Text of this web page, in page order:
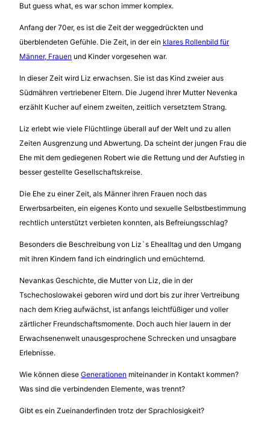
But guess what, es war schon immer komplex.
Anfang der 70er, es ist die Zeit der weggedrückten und
überblendeten Gefühle. Die Zeit, in der ein klares Rollenbild für
Männer, Frauen und Kinder vorgesehen war.
In dieser Zeit wird Liz erwachsen. Sie ist das Kind zweier aus
Südmähren vertriebener Eltern. Die Jugend ihrer Mutter Nevenka
erzählt Kucher auf einem zweiten, zeitlich versetztem Strang.
Liz erlebt wie viele Flüchtlinge überall auf der Welt und zu allen
Zeiten Ausgrenzung und Abwertung. Da scheint der jungen Frau die
Ehe mit dem gediegenen Robert wie die Rettung und der Aufstieg in
besser gestellte Gesellschaftskreise.
Die Ehe zu einer Zeit, als Männer ihren Frauen noch das
Erwerbsarbeiten, ein eigenes Konto und sexuelle Selbstbestimmung
rechtlich unterstützt verbieten konnten, als Befreiungsschlag?
Besonders die Beschreibung von Liz`s Ehealltag und den Umgang
mit ihren Kindern fand ich eindringlich und ernüchternd.
Nevankas Geschichte, die Mutter von Liz, die in der
Tschechoslowakei geboren wird und dort bis zur ihrer Vertreibung
nach dem Krieg aufwächst, ist anfangs leichtfüßiger und voller
zärtlicher Freundschaftsmomente. Doch auch hier lauern in der
Erwachsenenwelt unausgesprochene Schrecken und unsagbare
Erlebnisse.
Wie können diese Generationen miteinander in Kontakt kommen?
Was sind die verbindenden Elemente, was trennt?
Gibt es ein Zueinanderfinden trotz der Sprachlosigkeit?